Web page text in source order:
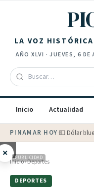
LA VOZ
AÑOXLVI ·JUEVES, 6 DE
Inicio Actualidad
PINAMAR HOY·💵 Dólar blue
× PUBLICIDAD
Inicio›Deportes
DEPORTES